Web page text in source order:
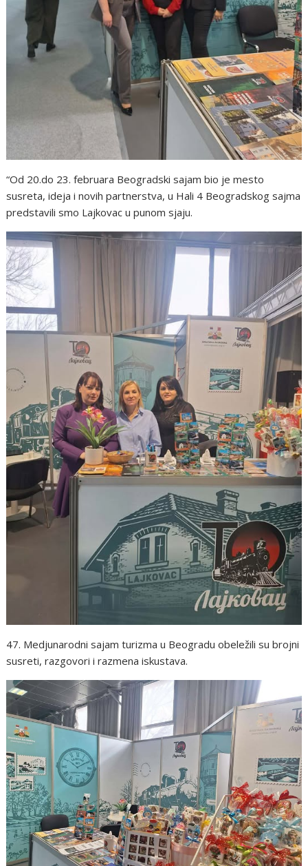
“Od 20.do 23. februara Beogradski sajam bio je mesto
susreta, ideja i novih partnerstva, u Hali 4 Beogradskog sajma
predstavili smo Lajkovac u punom sjaju.
47. Medjunarodni sajam turizma u Beogradu obeležili su brojni
susreti, razgovori i razmena iskustava.